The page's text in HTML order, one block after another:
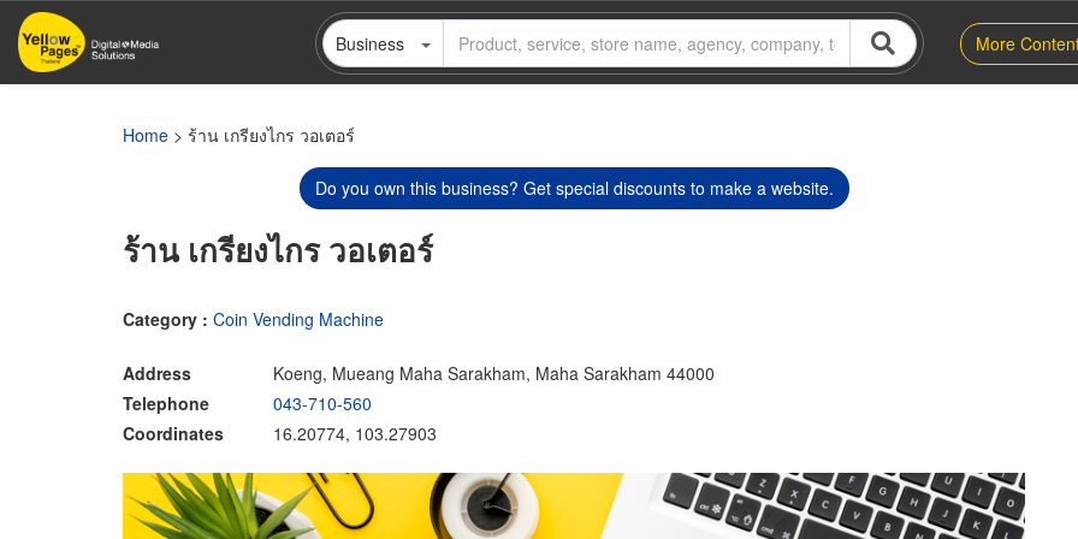
Skip
main
Business More
Home > ร้าน เกรียงไกร วอเตอร์
Do you own this business? Get special discounts to make a website.
ร้าน เกรียงไกร วอเตอร์
Category : Coin Vending Machine
Address
Koeng, Mueang Maha Sarakham, Maha Sarakham 44000
Telephone
043-710-560
Coordinates
16.20774, 103.27903